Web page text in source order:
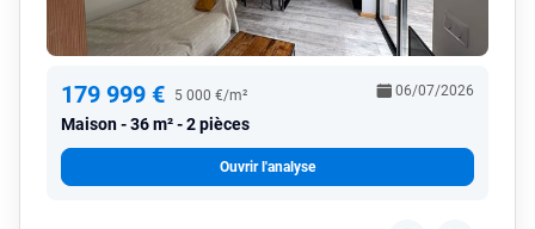
179 999 € 5 000 €/m²
Maison 36 m² - 2 pièces
06/07/2026
Ouvrir l'analyse